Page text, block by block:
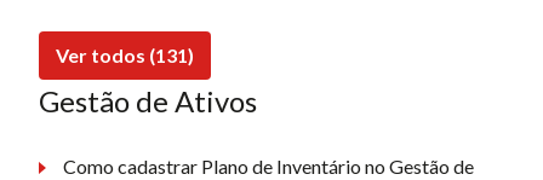
Ver todos (131)
Gestão de Ativos
Como cadastrar Plano de Inventário no Gestão de